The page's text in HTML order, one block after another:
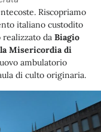
Riscopriamo
italiano custodito
da Biagio
Misericordia di
ambulatorio
di culto originaria.